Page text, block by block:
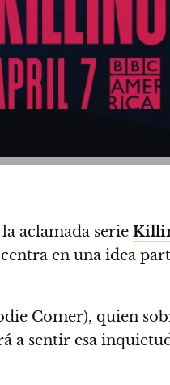
aclamada serie
en una idea
Comer), quien
a sentir esa